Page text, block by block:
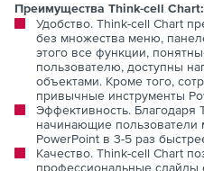
Преимущества Think-cell Chart:
Удобство. Think-cell Chart
без множества меню,
этого все функции,
пользователю, доступны
объектами. Кроме того,
привычные инструменты
Эффективность. Благодаря
начинающие пользователи
PowerPoint в 3-5 раз
Качество. Think-cell Chart
профессиональные слайды